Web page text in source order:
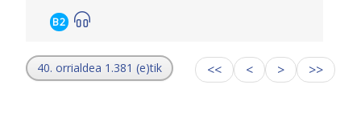
B2
40. orrialdea 1.381 (e)tik << < > >>